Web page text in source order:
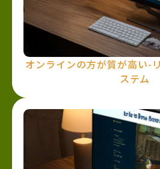
オンラインの方が質が高い-
ステム